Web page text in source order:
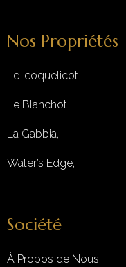
Nos Propriétés
Le-coquelicot
Le Blanchot
La Gabbia,
Water’s Edge,
Société
À Propos de Nous